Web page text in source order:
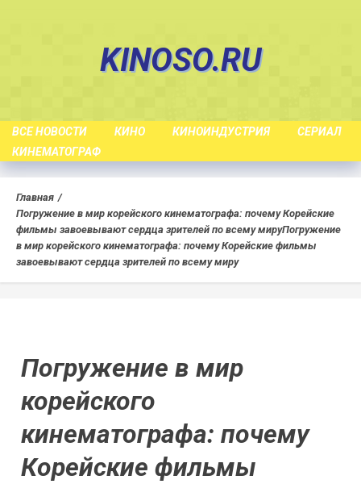
KINOSO.RU
ВСЕ НОВОСТИ КИНО КИНОИНДУСТРИЯ
СЕРИАЛ
КИНЕМАТОГРАФ
Главная
Погружение в мир корейского кинематографа: почему Корейские
фильмы завоевывают сердца зрителей по всему мируПогружение
в мир корейского кинематографа: почему Корейские фильмы
завоевывают сердца зрителей по всему миру
Погружение в мир
корейского
кинематографа: почему
Корейские фильмы